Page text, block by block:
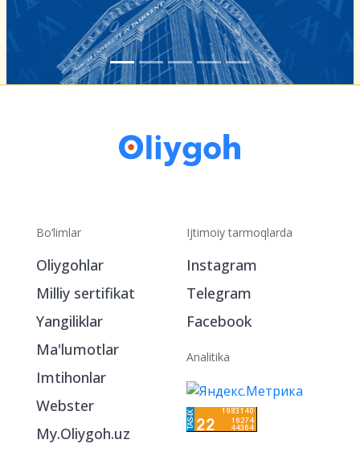
Bo‘limlar
Oliygohlar
Milliy sertifikat
Yangiliklar
Ma'lumotlar
Imtihonlar
Webster
My.Oliygoh.uz
Ijtimoiy tarmoqlarda
Instagram
Telegram
Facebook
Analitika